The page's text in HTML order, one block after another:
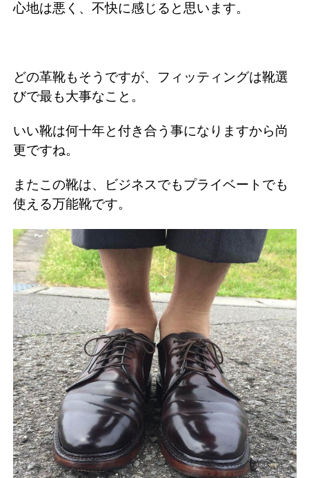
心地は悪く、不快に感じると思います。
どの革靴もそうですが、フィッティングは靴選
びで最も大事なこと。
いい靴は何十年と付き合う事になりますから尚
更ですね。
またこの靴は、ビジネスでもプライベートでも
使える万能靴です。